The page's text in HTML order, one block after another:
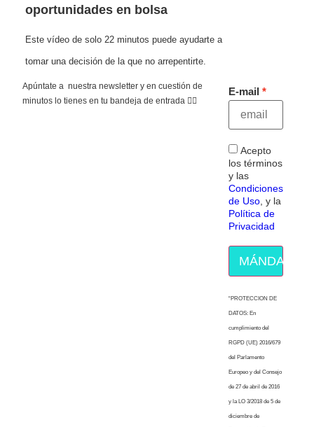
oportunidades en bolsa
Este vídeo de solo 22 minutos puede ayudarte a
tomar una decisión de la que no arrepentirte.
Apúntate a nuestra newsletter y en cuestión de
minutos lo tienes en tu bandeja de entrada 👇🏻
E-mail
Acepto
los términos
y las
Condiciones
de Uso, y la
Política de
Privacidad
MÁNDAME
“PROTECCION DE
DATOS: En
cumplimiento del
RGPD (UE) 2016/679
del Parlamento
Europeo y del Consejo
de 27 de abril de 2016
y la LO 3/2018 de 5 de
diciembre de